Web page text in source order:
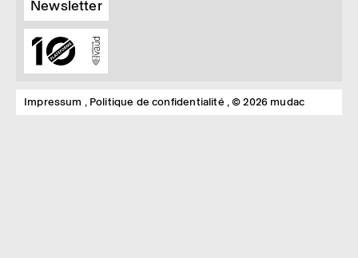
Newsletter
Impressum Politique de confidentialité © 2026 mudac